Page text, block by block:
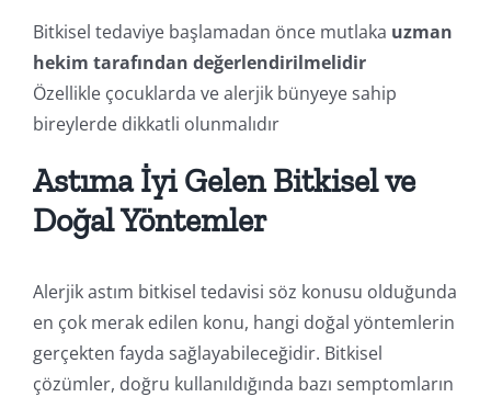
Bitkisel tedaviye başlamadan önce mutlaka uzman
hekim tarafından değerlendirilmelidir
Özellikle çocuklarda ve alerjik bünyeye sahip
bireylerde dikkatli olunmalıdır
Astıma İyi Gelen Bitkisel ve
Doğal Yöntemler
Alerjik astım bitkisel tedavisi söz konusu olduğunda
en çok merak edilen konu, hangi doğal yöntemlerin
gerçekten fayda sağlayabileceğidir. Bitkisel
çözümler, doğru kullanıldığında bazı semptomların